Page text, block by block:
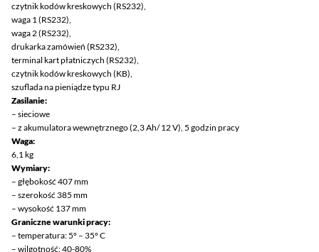
czytnik kodów kreskowych (RS232),
waga 1 (RS232),
waga 2 (RS232),
drukarka zamówień (RS232),
terminal kart płatniczych (RS232),
czytnik kodów kreskowych (KB),
szuflada na pieniądze typu RJ
Zasilanie:
– sieciowe
– z akumulatora wewnętrznego (2,3 Ah/ 12 V), 5 godzin pracy
Waga:
6,1 kg
Wymiary:
– głębokość 407 mm
– szerokość 385 mm
– wysokość 137 mm
Graniczne warunki pracy:
– temperatura: 5° – 35° C
– wilgotność: 40-80%